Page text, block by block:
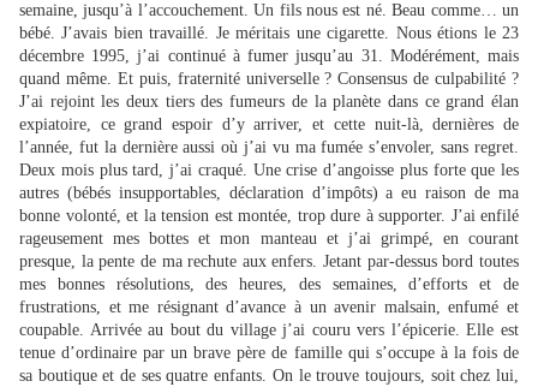
semaine, jusqu’à l’accouchement. Un fils nous est né. Beau comme… un
bébé. J’avais bien travaillé. Je méritais une cigarette. Nous étions le 23
décembre 1995, j’ai continué à fumer jusqu’au 31. Modérément, mais
quand même. Et puis, fraternité universelle ? Consensus de culpabilité ?
J’ai rejoint les deux tiers des fumeurs de la planète dans ce grand élan
expiatoire, ce grand espoir d’y arriver, et cette nuit-là, dernières de
l’année, fut la dernière aussi où j’ai vu ma fumée s’envoler, sans regret.
Deux mois plus tard, j’ai craqué. Une crise d’angoisse plus forte que les
autres (bébés insupportables, déclaration d’impôts) a eu raison de ma
bonne volonté, et la tension est montée, trop dure à supporter. J’ai enfilé
rageusement mes bottes et mon manteau et j’ai grimpé, en courant
presque, la pente de ma rechute aux enfers. Jetant par-dessus bord toutes
mes bonnes résolutions, des heures, des semaines, d’efforts et de
frustrations, et me résignant d’avance à un avenir malsain, enfumé et
coupable. Arrivée au bout du village j’ai couru vers l’épicerie. Elle est
tenue d’ordinaire par un brave père de famille qui s’occupe à la fois de
sa boutique et de ses quatre enfants. On le trouve toujours, soit chez lui,